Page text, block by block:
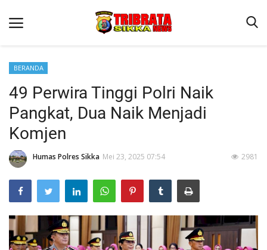
Beranda
Terms & Conditions
Reskrim
Binkam
Lantas
Polisi Kita
Giat Ops
BERANDA
49 Perwira Tinggi Polri Naik
Pangkat, Dua Naik Menjadi
Komjen
Humas Polres Sikka Mei 23, 2025 07:54 2981